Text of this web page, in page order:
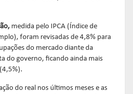
medida pelo IPCA (Índice de
foram revisadas de 4,8% para
do mercado diante da
do governo, ficando ainda mais
do real nos últimos meses e as